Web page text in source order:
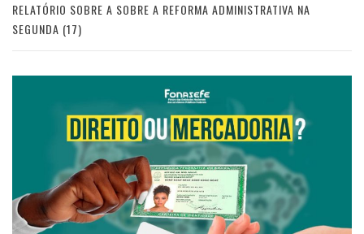
RELATÓRIO SOBRE A SOBRE A REFORMA ADMINISTRATIVA NA
SEGUNDA (17)